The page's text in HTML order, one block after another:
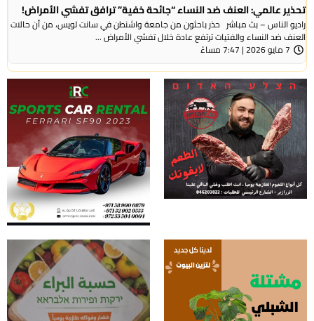
تحذير عالمي: العنف ضد النساء “جائحة خفية” ترافق تفشي الأمراض!
راديو الناس – بث مباشر حذر باحثون من جامعة واشنطن في سانت لويس، من أن حالات
العنف ضد النساء والفتيات ترتفع عادة خلال تفشي الأمراض ...
7 مايو 2026 | 7:47 مساءً